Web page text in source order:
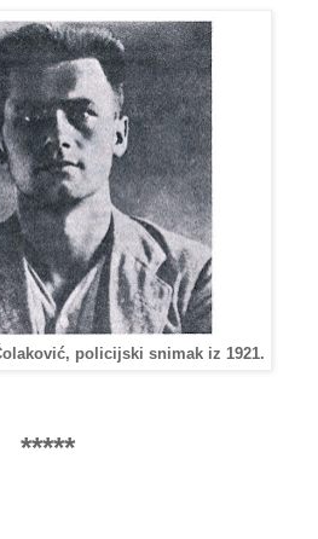
policijski snimak iz 1921.
*****